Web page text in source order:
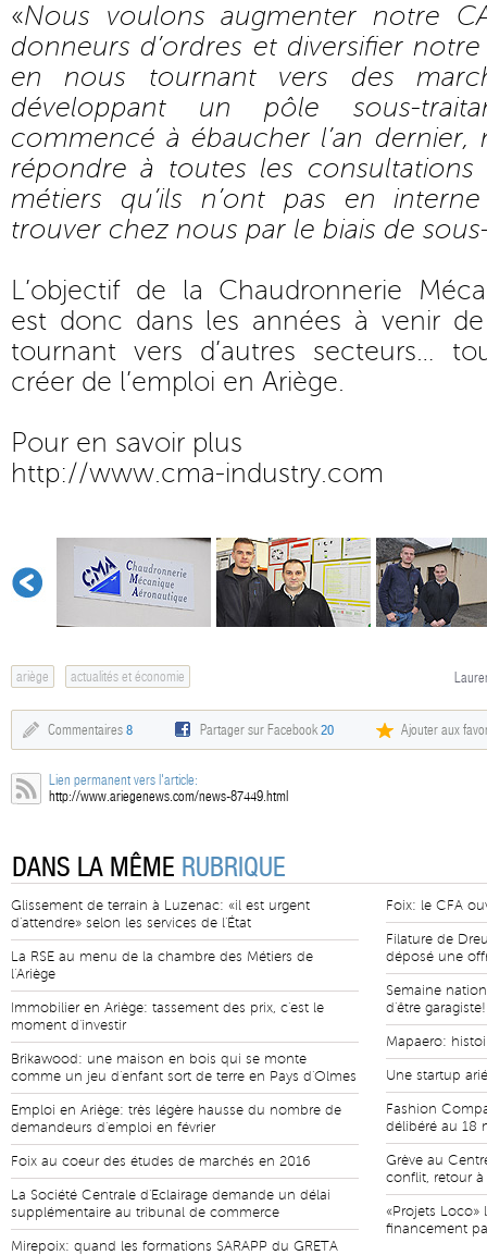
«Nous voulons augmenter notre
donneurs d’ordres et diversifier
en nous tournant vers des
développant un pôle sous-
commencé à ébaucher l’an
répondre à toutes les
métiers qu’ils n’ont pas en
trouver chez nous par le biais de
L’objectif de la Chaudronnerie
est donc dans les années à venir
tournant vers d’autres secteurs…
créer de l’emploi en Ariège.
Pour en savoir plus
http://www.cma-industry.com
ariège actualités et économie
Commentaires 8 Partager sur Facebook20 Ajouter aux
Lien permanent vers l'article:
http://www.ariegenews.com/news-87449.html
DANS LA MÊME RUBRIQUE
Glissement de terrain à Luzenac: «il est urgent
d'attendre» selon les services de l'État
La RSE au menu de la chambre des Métiers de
l'Ariège
Immobilier en Ariège: tassement des prix, c'est le
moment d'investir
Brikawood: une maison en bois qui se monte
comme un jeu d'enfant sort de terre en Pays d'Olmes
Emploi en Ariège: très légère hausse du nombre de
demandeurs d'emploi en février
Foix au coeur des études de marchés en 2016
La Société Centrale d'Eclairage demande un délai
supplémentaire au tribunal de commerce
Mirepoix: quand les formations SARAPP du GRETA
Foix: le CFA
Filature de
déposé une
Semaine
d'être garagiste!
Mapaero:
Une startup
Fashion
délibéré au 18
Grève au
conflit, retour
«Projets Loco»
financement